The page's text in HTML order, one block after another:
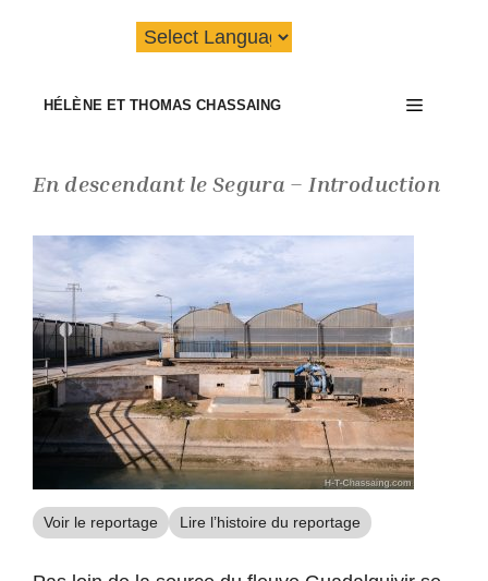
HÉLÈNE ET THOMAS CHASSAING Menu
En descendant le Segura – Introduction
Voir le reportage Lire l’histoire du reportage